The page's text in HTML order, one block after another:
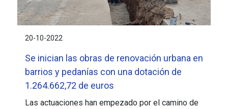
20-10-2022
Se inician las obras de renovación urbana en
barrios y pedanías con una dotación de
1.264.662,72 de euros
Las actuaciones han empezado por el camino de